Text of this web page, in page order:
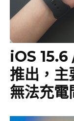
iOS
推出，
無法充電